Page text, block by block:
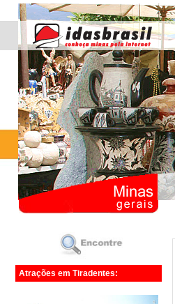
Atrações em Tiradentes: